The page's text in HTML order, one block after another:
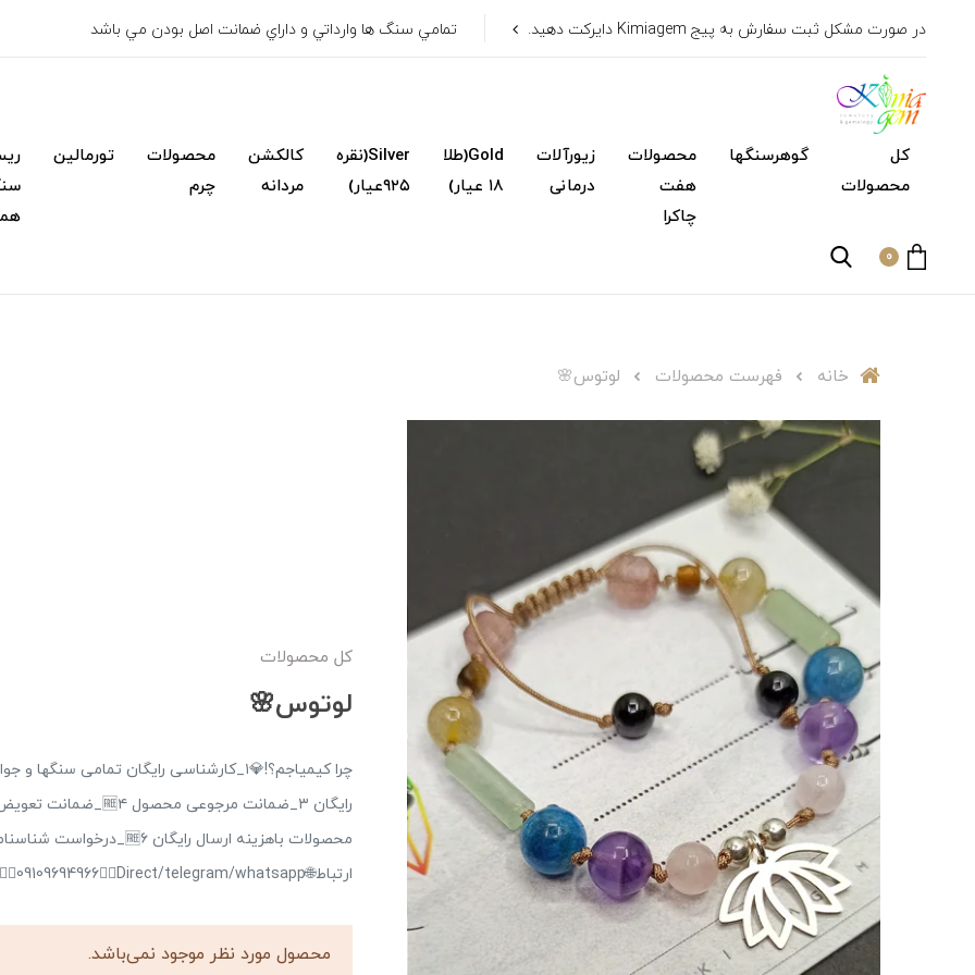
در صورت مشکل ثبت سفارش به پیج Kimiagem دایرکت دهید. تمامي سنگ ها وارداتي و داراي ضمانت اصل بودن مي باشد
کل
محصولات
گوهرسنگها
محصولات
هفت
چاکرا
زیورآلات
درمانی
Gold(طلا
۱۸ عیار)
Silver(نقره
۹۲۵عیار)
کالکشن
مردانه
محصولات
چرم
تورمالین
0
خانه فهرست محصولات لوتوس🌸
کل محصولات
لوتوس🌸
ارتباط🌐www.kimiagem.com👉🏼09109694966👉🏼Direct/telegram/whatsapp
محصول مورد نظر موجود نمی‌باشد.